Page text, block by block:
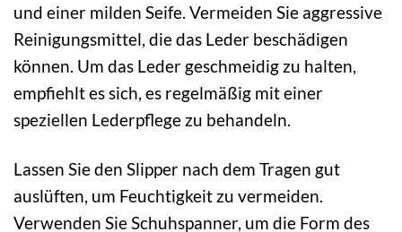
und einer milden Seife. Vermeiden Sie aggressive
Reinigungsmittel, die das Leder beschädigen
können. Um das Leder geschmeidig zu halten,
empfiehlt es sich, es regelmäßig mit einer
speziellen Lederpflege zu behandeln.
Lassen Sie den Slipper nach dem Tragen gut
auslüften, um Feuchtigkeit zu vermeiden.
Verwenden Sie Schuhspanner, um die Form des